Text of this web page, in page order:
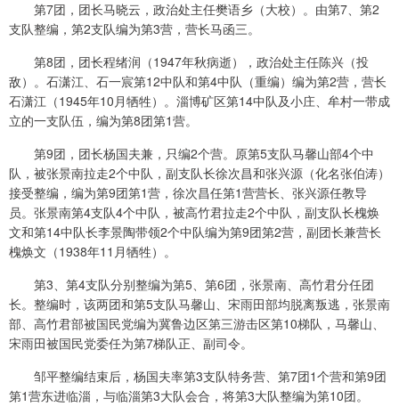
第7团，团长马晓云，政治处主任樊语乡（大校）。由第7、第2
支队整编，第2支队编为第3营，营长马函三。
第8团，团长程绪润（1947年秋病逝），政治处主任陈兴（投
敌）。石潇江、石一宸第12中队和第4中队（重编）编为第2营，营长
石潇江（1945年10月牺牲）。淄博矿区第14中队及小庄、牟村一带成
立的一支队伍，编为第8团第1营。
第9团，团长杨国夫兼，只编2个营。原第5支队马馨山部4个中
队，被张景南拉走2个中队，副支队长徐次昌和张兴源（化名张伯涛）
接受整编，编为第9团第1营，徐次昌任第1营营长、张兴源任教导
员。张景南第4支队4个中队，被高竹君拉走2个中队，副支队长槐焕
文和第14中队长李景陶带领2个中队编为第9团第2营，副团长兼营长
槐焕文（1938年11月牺牲）。
第3、第4支队分别整编为第5、第6团，张景南、高竹君分任团
长。整编时，该两团和第5支队马馨山、宋雨田部均脱离叛逃，张景南
部、高竹君部被国民党编为冀鲁边区第三游击区第10梯队，马馨山、
宋雨田被国民党委任为第7梯队正、副司令。
邹平整编结束后，杨国夫率第3支队特务营、第7团1个营和第9团
第1营东进临淄，与临淄第3大队会合，将第3大队整编为第10团。